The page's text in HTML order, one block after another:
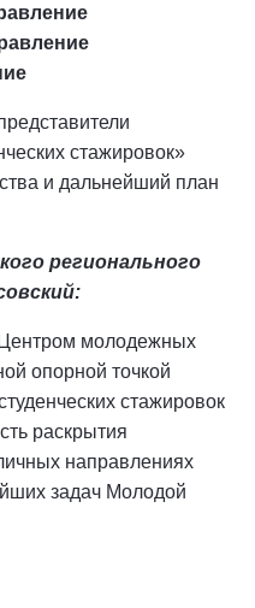
стажировок»
и дальнейший план
регионального
молодежных
опорной точкой
стажировок
раскрытия
направлениях
задач Молодой